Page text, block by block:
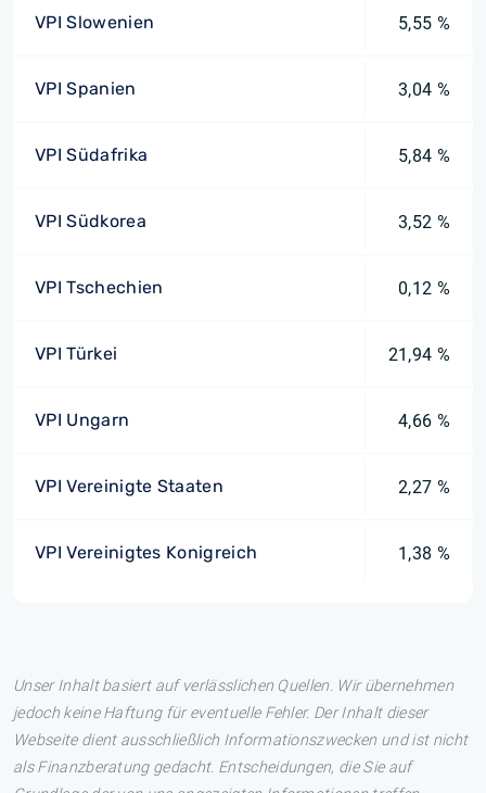
VPI Slowenien 5,55 %
VPI Spanien 3,04 %
VPI Südafrika 5,84 %
VPI Südkorea 3,52 %
VPI Tschechien 0,12 %
VPI Türkei 21,94 %
VPI Ungarn 4,66 %
VPI Vereinigte Staaten 2,27 %
VPI Vereinigtes Konigreich 1,38 %
Unser Inhalt basiert auf verlässlichen Quellen. Wir übernehmen
jedoch keine Haftung für eventuelle Fehler. Der Inhalt dieser
Webseite dient ausschließlich Informationszwecken und ist nicht
als Finanzberatung gedacht. Entscheidungen, die Sie auf